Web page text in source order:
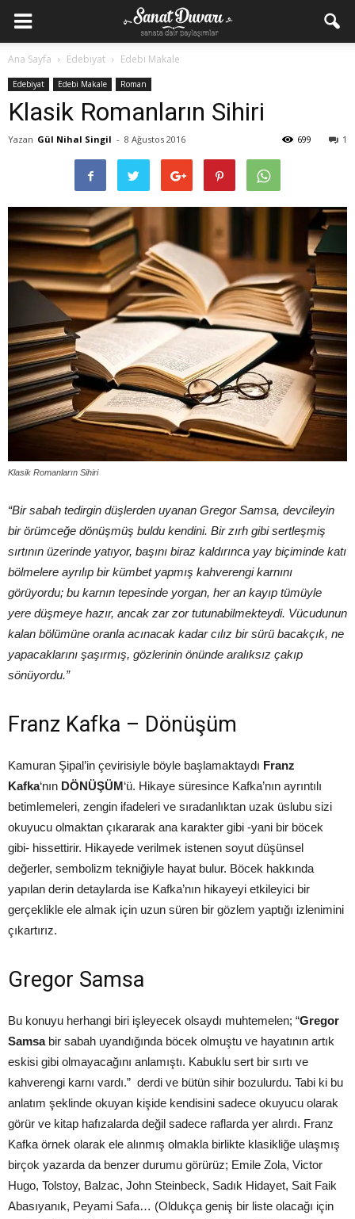
Ana Sayfa Edebiyat Edebi Makale
Edebiyat Edebi Makale Roman
Klasik Romanların Sihiri
Yazan Gül Nihal Singil - 8 Ağustos 2016 1
699
Klasik Romanların Sihiri
“Bir sabah tedirgin düşlerden uyanan Gregor Samsa, devcileyin
bir örümceğe dönüşmüş buldu kendini. Bir zırh gibi sertleşmiş
sırtının üzerinde yatıyor, başını biraz kaldırınca yay biçiminde katı
bölmelere ayrılıp bir kümbet yapmış kahverengi karnını
görüyordu; bu karnın tepesinde yorgan, her an kayıp tümüyle
yere düşmeye hazır, ancak zar zor tutunabilmekteydi. Vücudunun
kalan bölümüne oranla acınacak kadar cılız bir sürü bacakçık, ne
yapacaklarını şaşırmış, gözlerinin önünde aralıksız çakıp
sönüyordu.”
Franz Kafka – Dönüşüm
Kamuran Şipal’in çevirisiyle böyle başlamaktaydı Franz
Kafka‘nın DÖNÜŞÜM‘ü. Hikaye süresince Kafka’nın ayrıntılı
betimlemeleri, zengin ifadeleri ve sıradanlıktan uzak üslubu sizi
okuyucu olmaktan çıkararak ana karakter gibi -yani bir böcek
gibi- hissettirir. Hikayede verilmek istenen soyut düşünsel
değerler, sembolizm tekniğiyle hayat bulur. Böcek hakkında
yapılan derin detaylarda ise Kafka’nın hikayeyi etkileyici bir
gerçeklikle ele almak için uzun süren bir gözlem yaptığı izlenimini
çıkartırız.
Gregor Samsa
Bu konuyu herhangi biri işleyecek olsaydı muhtemelen; “Gregor
Samsabir sabah uyandığında böcek olmuştu ve hayatının artık
eskisi gibi olmayacağını anlamıştı. Kabuklu sert bir sırtı ve
kahverengi karnı vardı.” derdi ve bütün sihir bozulurdu. Tabi ki bu
anlatım şeklinde okuyan kişide kendisini sadece okuyucu olarak
görür ve kitap hafızalarda değil sadece raflarda yer alırdı. Franz
Kafka örnek olarak ele alınmış olmakla birlikte klasikliğe ulaşmış
birçok yazarda da benzer durumu görürüz; Emile Zola, Victor
Hugo, Tolstoy, Balzac, John Steinbeck, Sadık Hidayet, Sait Faik
Abasıyanık, Peyami Safa… (Oldukça geniş bir liste olacağı için